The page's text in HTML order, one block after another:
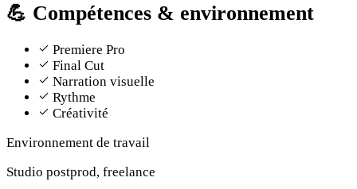
💪 Compétences & environnement
Premiere Pro
Final Cut
Narration visuelle
Rythme
Créativité
Environnement de travail
Studio postprod, freelance